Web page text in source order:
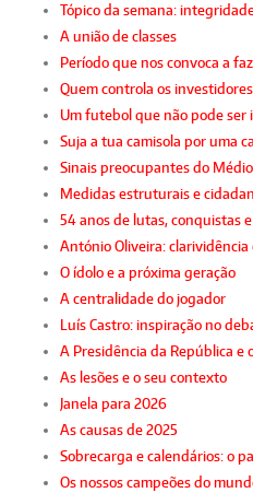
Tópico da semana:
A união de classes
Período que nos convoca a
Quem controla os
Um futebol que não pode
Suja a tua camisola por uma
Sinais preocupantes do
Medidas estruturais e
54 anos de lutas, conquistas
António Oliveira: clarividência
O ídolo e a próxima geração
A centralidade do jogador
Luís Castro: inspiração no
A Presidência da República e
As lesões e o seu contexto
Janela para 2026
As causas de 2025
Sobrecarga e calendários: o
Os nossos campeões do